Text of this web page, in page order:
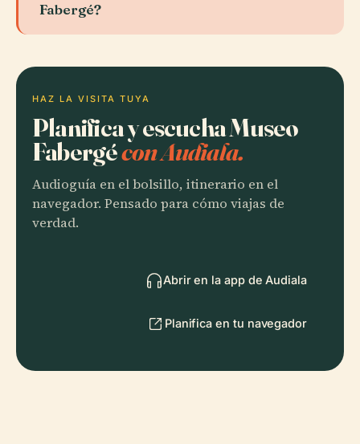
Fabergé?
HAZ LA VISITA TUYA
Planifica y escucha Museo
Fabergécon Audiala.
Audioguía en el bolsillo, itinerario en el
navegador. Pensado para cómo viajas de
verdad.
Abrir en la app de Audiala
Planifica en tu navegador